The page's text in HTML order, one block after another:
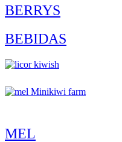
BERRYS
BEBIDAS
MEL